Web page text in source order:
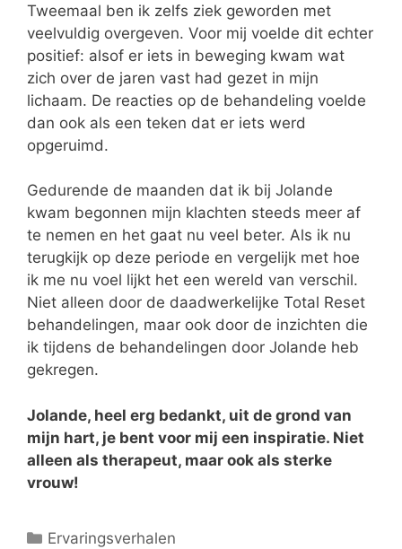
Tweemaal ben ik zelfs ziek geworden met
veelvuldig overgeven. Voor mij voelde dit echter
positief: alsof er iets in beweging kwam wat
zich over de jaren vast had gezet in mijn
lichaam. De reacties op de behandeling voelde
dan ook als een teken dat er iets werd
opgeruimd.
Gedurende de maanden dat ik bij Jolande
kwam begonnen mijn klachten steeds meer af
te nemen en het gaat nu veel beter. Als ik nu
terugkijk op deze periode en vergelijk met hoe
ik me nu voel lijkt het een wereld van verschil.
Niet alleen door de daadwerkelijke Total Reset
behandelingen, maar ook door de inzichten die
ik tijdens de behandelingen door Jolande heb
gekregen.
Jolande, heel erg bedankt, uit de grond van
mijn hart, je bent voor mij een inspiratie. Niet
alleen als therapeut, maar ook als sterke
vrouw!
Categorieën
Ervaringsverhalen